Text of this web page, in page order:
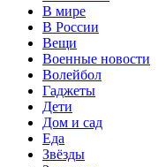
В мире
В России
Вещи
Военные новости
Волейбол
Гаджеты
Дети
Дом и сад
Еда
Звёзды